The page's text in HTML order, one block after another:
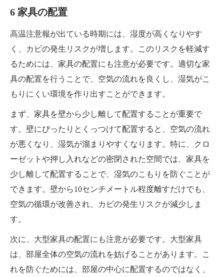
6 家具の配置
高温注意報が出ている時期には、湿度が高くなりやす
く、カビの発生リスクが増します。このリスクを軽減す
るためには、家具の配置にも注意が必要です。適切な家
具の配置を行うことで、空気の流れを良くし、湿気がこ
もりにくい環境を作り出すことができます。
まず、家具を壁から少し離して配置することが重要で
す。壁にぴったりとくっつけて配置すると、空気の流れ
が悪くなり、湿気が溜まりやすくなります。特に、クロ
ーゼットや押し入れなどの密閉された空間では、家具を
少し離して配置することで、湿気のこもりを防ぐことが
できます。壁から10センチメートル程度離すだけでも、
空気の循環が改善され、カビの発生リスクが減少しま
す。
次に、大型家具の配置にも注意が必要です。大型家具
は、部屋全体の空気の流れを妨げることがあります。こ
れを防ぐためには、部屋の中心に配置するのではなく、